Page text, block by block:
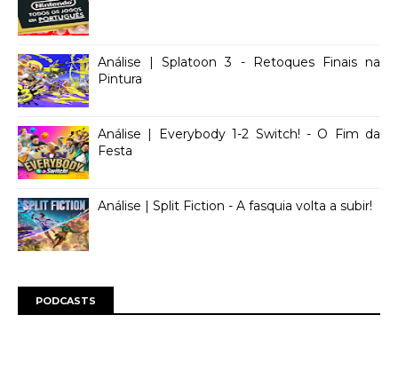
Análise | Splatoon 3 - Retoques Finais na
Pintura
Análise | Everybody 1-2 Switch! - O Fim da
Festa
Análise | Split Fiction - A fasquia volta a subir!
PODCASTS